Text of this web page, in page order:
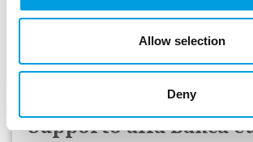
Allow selection
Deny
Data di inizio:marzo 2026
Supporto alla Banca